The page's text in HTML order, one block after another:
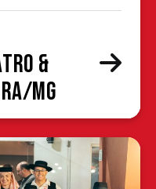
&
MG